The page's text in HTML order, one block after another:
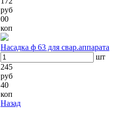
руб
00
коп
Насадка ф 63 для свар.аппарата
шт
245
руб
40
коп
Назад